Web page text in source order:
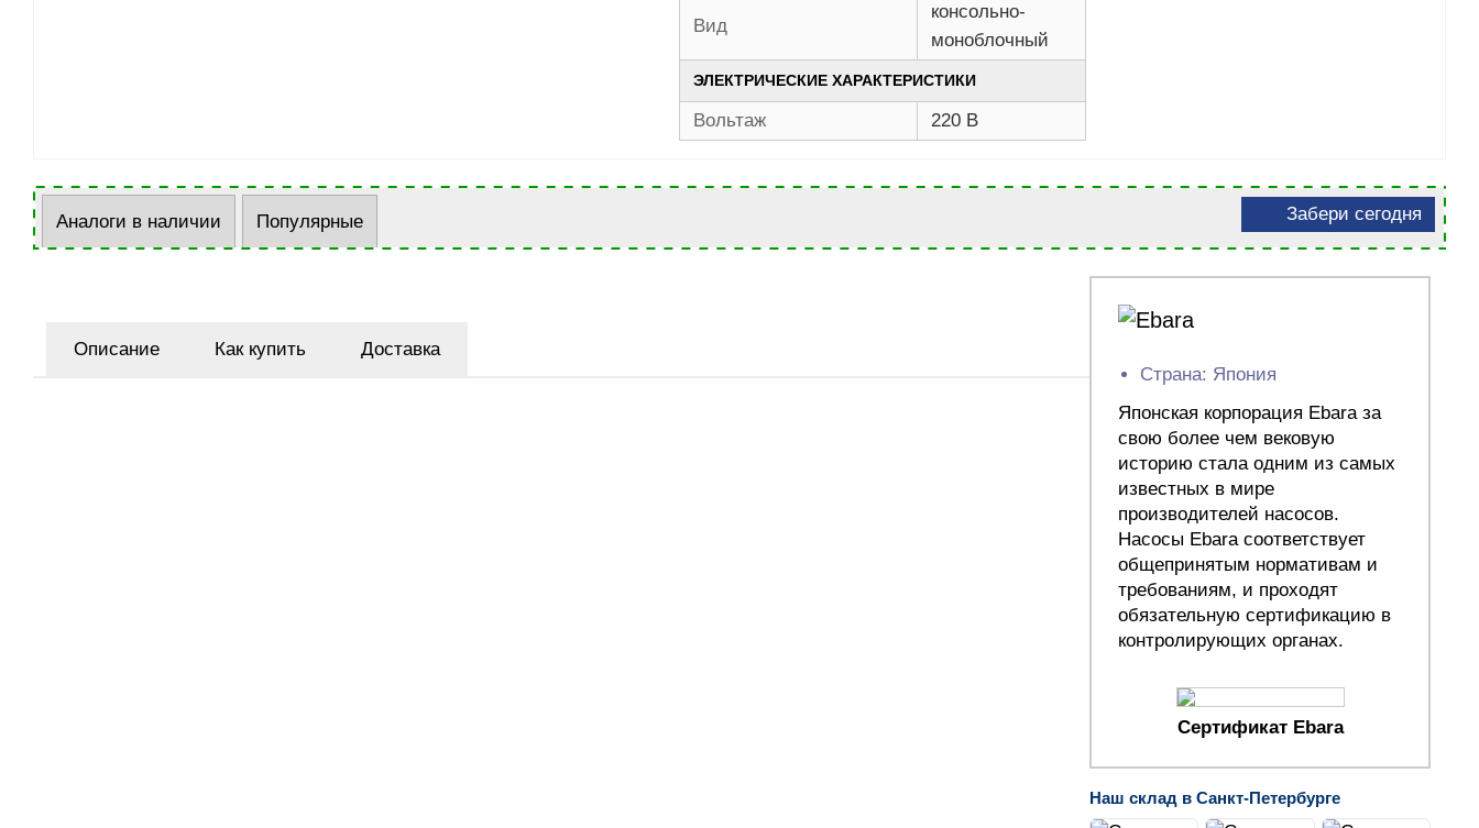
Вид
консольно-
моноблочный
ЭЛЕКТРИЧЕСКИЕ ХАРАКТЕРИСТИКИ
Вольтаж 220 В
Аналоги в наличии Популярные Забери сегодня
Описание Как купить
Доставка
Страна: Япония
Японская корпорация Ebara за
свою более чем вековую
историю стала одним из самых
известных в мире
производителей насосов.
Насосы Ebara соответствует
общепринятым нормативам и
требованиям, и проходят
обязательную сертификацию в
контролирующих органах.
Сертификат Ebara
Наш склад в Санкт-Петербурге